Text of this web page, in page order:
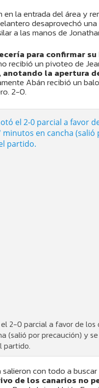
en la entrada del área y
desaprovechó
a las manos de
para confirmar
recibió un pivoteo de
la apertura
Abán recibió un
2-0.
2-0 parcial a favor de los
(salió por precaución) y
partido.
con todo a
de los canarios no